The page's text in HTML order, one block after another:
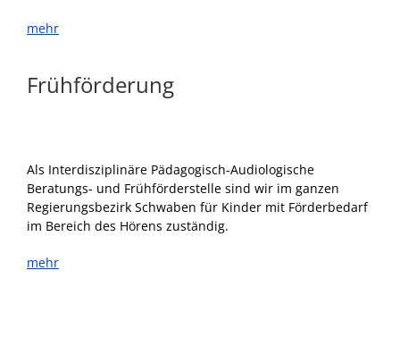
mehr
Frühförderung
Als Interdisziplinäre Pädagogisch-Audiologische
Beratungs- und Frühförderstelle sind wir im ganzen
Regierungsbezirk Schwaben für Kinder mit Förderbedarf
im Bereich des Hörens zuständig.
mehr